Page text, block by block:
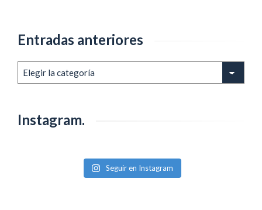
Entradas anteriores
anteriores
Instagram.
Seguir en Instagram